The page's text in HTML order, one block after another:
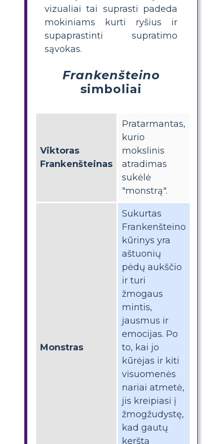
vizualiai tai suprasti padeda
mokiniams kurti ryšius ir
supaprastinti supratimo
sąvokas.
Frankenšteino
simboliai
Viktoras
Frankenšteinas
Pratarmantas,
kurio
mokslinis
atradimas
sukėlė
"monstrą".
Monstras
Sukurtas
Frankenšteino
kūrinys yra
aštuonių
pėdų aukščio
ir turi
žmogaus
mintis,
jausmus ir
emocijas. Po
to, kai jo
kūrėjas ir kiti
visuomenės
nariai atmetė,
jis kreipiasi į
žmogžudystę,
kad gautų
kerštą